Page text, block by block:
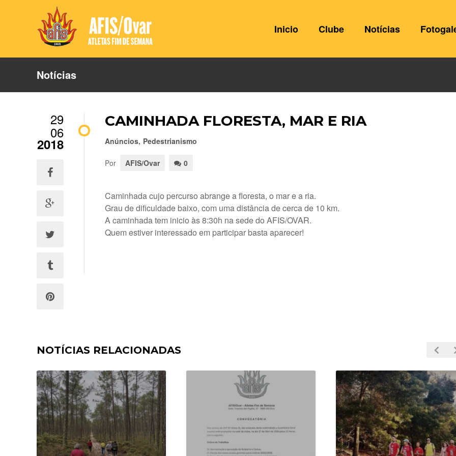
Inicio Clube Notícias
Notícias
29
06
2018
CAMINHADA FLORESTA, MAR E RIA
Anúncios, Pedestrianismo
Por AFIS/Ovar 0
Caminhada cujo percurso abrange a floresta, o mar e a ria.
Grau de dificuldade baixo, com uma distância de cerca de 10 km.
A caminhada tem inicio às 8:30h na sede do AFIS/OVAR.
Quem estiver interessado em participar basta aparecer!
NOTÍCIAS RELACIONADAS